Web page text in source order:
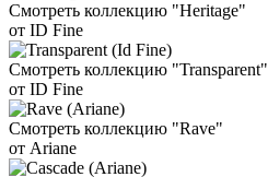
Смотреть коллекцию "Heritage"
от ID Fine
Смотреть коллекцию "Transparent"
от ID Fine
Смотреть коллекцию "Rave"
от Ariane